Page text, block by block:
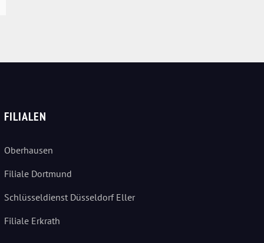
FILIALEN
Oberhausen
Filiale Dortmund
Schlüsseldienst Düsseldorf Eller
Filiale Erkrath